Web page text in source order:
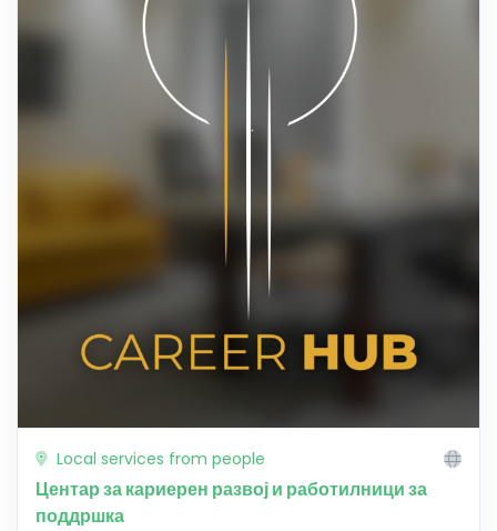
Local services from people
Центар за кариерен развој и работилници за
поддршка